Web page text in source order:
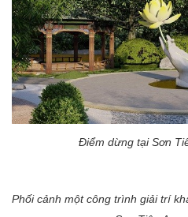
Điểm dừng tại Sơn
Phối cảnh một công trình giải trí